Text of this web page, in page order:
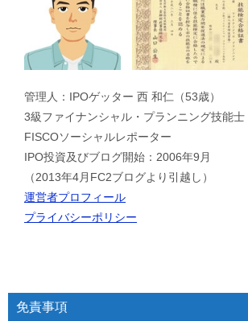
管理人：IPOゲッター 西 和仁（53歳）
3級ファイナンシャル・プランニング技能士
FISCOソーシャルレポーター
IPO投資及びブログ開始：2006年9月
（2013年4月FC2ブログより引越し）
運営者プロフィール
プライバシーポリシー
免責事項